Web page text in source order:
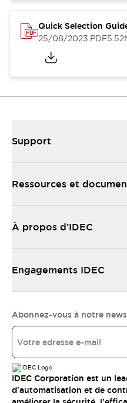
Quick Selection
25/08/2023.PDF
Support
Ressources et
À propos d’IDEC
Engagements IDEC
Abonnez-vous à notre
IDEC Corporation est un
d'automatisation et de